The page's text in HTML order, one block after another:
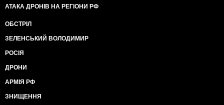
АТАКА ДРОНІВ НА РЕГІОНИ РФ
ОБСТРІЛ
ЗЕЛЕНСЬКИЙ ВОЛОДИМИР
РОСІЯ
ДРОНИ
АРМІЯ РФ
ЗНИЩЕННЯ